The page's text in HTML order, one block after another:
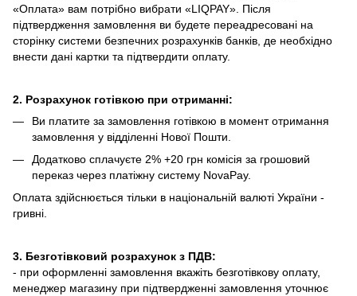
«Оплата» вам потрібно вибрати «LIQPAY». Після
підтвердження замовлення ви будете переадресовані на
сторінку системи безпечних розрахунків банків, де необхідно
внести дані картки та підтвердити оплату.
2. Розрахунок готівкою при отриманні:
Ви платите за замовлення готівкою в момент отримання
замовлення у відділенні Нової Пошти.
Додатково сплачуєте 2% +20 грн комісія за грошовий
переказ через платіжну систему NovaPay.
Оплата здійснюється тільки в національній валюті України -
гривні.
3. Безготівковий розрахунок з ПДВ:
- при оформленні замовлення вкажіть безготівкову оплату,
менеджер магазину при підтвердженні замовлення уточнює